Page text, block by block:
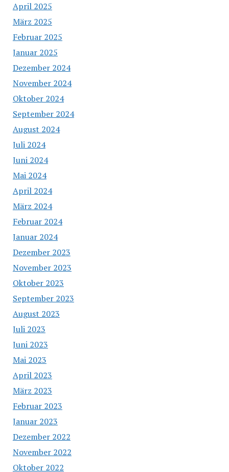
April 2025
März 2025
Februar 2025
Januar 2025
Dezember 2024
November 2024
Oktober 2024
September 2024
August 2024
Juli 2024
Juni 2024
Mai 2024
April 2024
März 2024
Februar 2024
Januar 2024
Dezember 2023
November 2023
Oktober 2023
September 2023
August 2023
Juli 2023
Juni 2023
Mai 2023
April 2023
März 2023
Februar 2023
Januar 2023
Dezember 2022
November 2022
Oktober 2022